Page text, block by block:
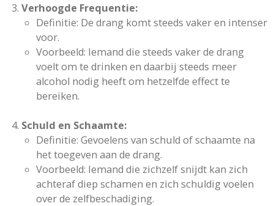
Verhoogde Frequentie:
Definitie: De drang komt steeds vaker en intenser
voor.
Voorbeeld: Iemand die steeds vaker de drang
voelt om te drinken en daarbij steeds meer
alcohol nodig heeft om hetzelfde effect te
bereiken.
Schuld en Schaamte:
Definitie: Gevoelens van schuld of schaamte na
het toegeven aan de drang.
Voorbeeld: Iemand die zichzelf snijdt kan zich
achteraf diep schamen en zich schuldig voelen
over de zelfbeschadiging.